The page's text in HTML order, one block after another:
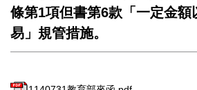
條第1項但書第6款「一定金額
易」規管措施。